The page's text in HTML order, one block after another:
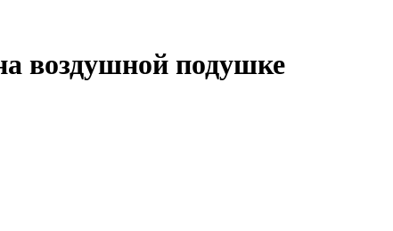
воздушной подушке